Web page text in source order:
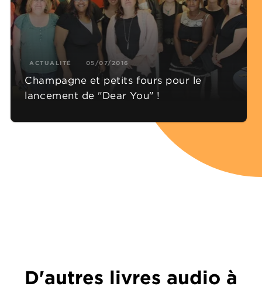
ACTUALITÉ 05/07/2016
Champagne et petits fours pour le
lancement de "Dear You" !
D'autres livres audio à